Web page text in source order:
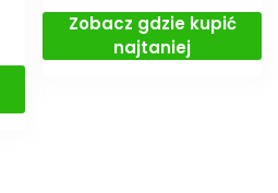
Zobacz gdzie kupić
najtaniej